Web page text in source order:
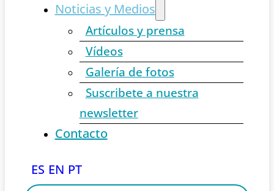
Noticias y Medios
Artículos y prensa
Vídeos
Galería de fotos
Suscribete a nuestra
newsletter
Contacto
ES EN PT